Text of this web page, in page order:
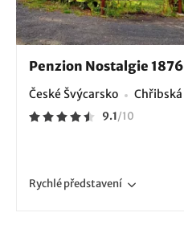
Penzion Nostalgie 1876
České Švýcarsko Chřibská
9.1/10
Rychlépředstavení